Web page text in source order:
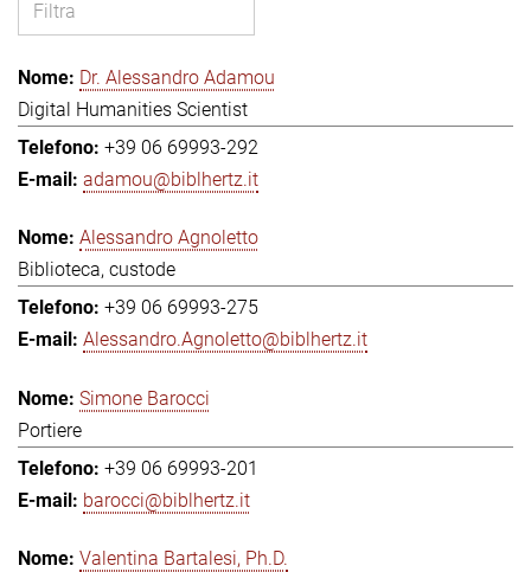
Dr. Alessandro Adamou
Digital Humanities Scientist
+39 06 69993-292
adamou@biblhertz.it
Alessandro Agnoletto
Biblioteca, custode
+39 06 69993-275
Alessandro.Agnoletto@biblhertz.it
Simone Barocci
Portiere
+39 06 69993-201
barocci@biblhertz.it
Valentina Bartalesi, Ph.D.